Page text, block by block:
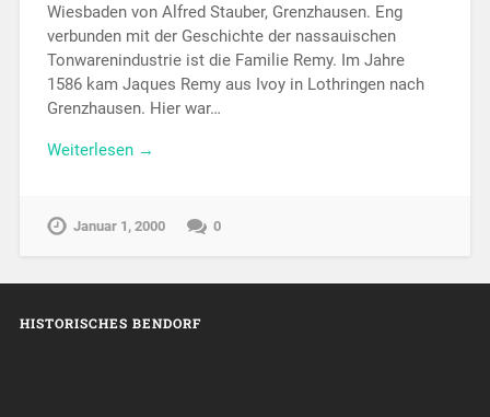
Wiesbaden von Alfred Stauber, Grenzhausen. Eng
verbunden mit der Geschichte der nassauischen
Tonwarenindustrie ist die Familie Remy. Im Jahre
1586 kam Jaques Remy aus Ivoy in Lothringen nach
Grenzhausen. Hier war…
Weiterlesen →
Januar 1, 2000 0
HISTORISCHES BENDORF